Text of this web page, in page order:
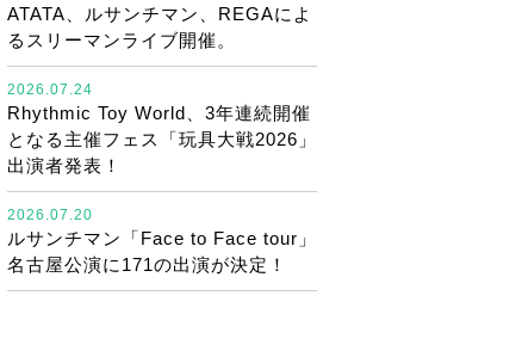
ATATA、ルサンチマン、REGAによ
るスリーマンライブ開催。
2026.07.24
Rhythmic Toy World、3年連続開催
となる主催フェス「玩具大戦2026」
出演者発表！
2026.07.20
ルサンチマン「Face to Face tour」
名古屋公演に171の出演が決定！